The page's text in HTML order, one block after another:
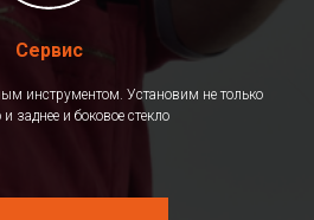
Сервис
инструментом. Установим не только
заднее и боковое стекло